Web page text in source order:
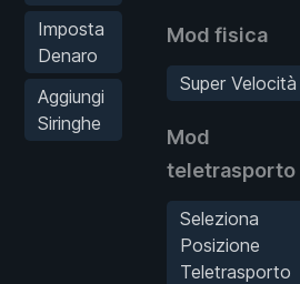
Imposta
Denaro
Aggiungi
Siringhe
Mod fisica
Super Velocità
Mod
teletrasporto
Seleziona
Posizione
Teletrasporto